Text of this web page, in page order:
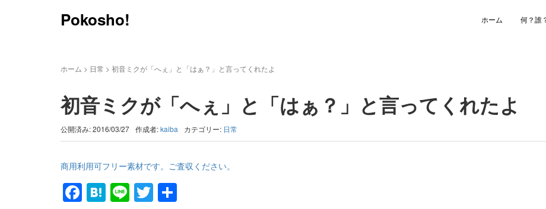
Pokosho! ホーム 何？誰
ホーム > 日常 > 初音ミクが「へぇ」と「はぁ？」と言ってくれたよ
初音ミクが「へぇ」と「はぁ？」と言ってくれたよ
公開済み: 2016/03/27 作成者:kaiba カテゴリー: 日常
商用利用可フリー素材です。ご査収ください。
Facebook
Hatena
LineTwitter